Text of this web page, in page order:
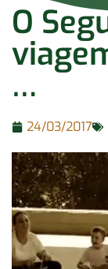
O
…
24/03/2017